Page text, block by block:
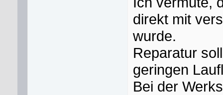
direkt mit
wurde.
Reparatur
geringen
Bei der